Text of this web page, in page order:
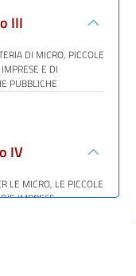
III
DI MICRO, PICCOLE
E DI
PUBBLICHE
IV
LE MICRO, LE PICCOLE
IMPRESE